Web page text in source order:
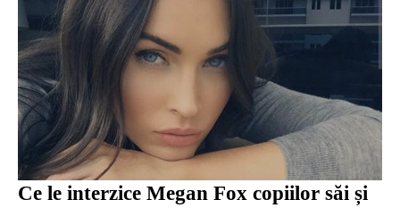
Ce le interzice Megan Fox copiilor săi și